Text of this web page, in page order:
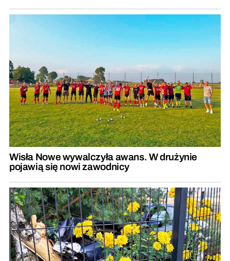
Wisła Nowe wywalczyła awans. W drużynie
pojawią się nowi zawodnicy